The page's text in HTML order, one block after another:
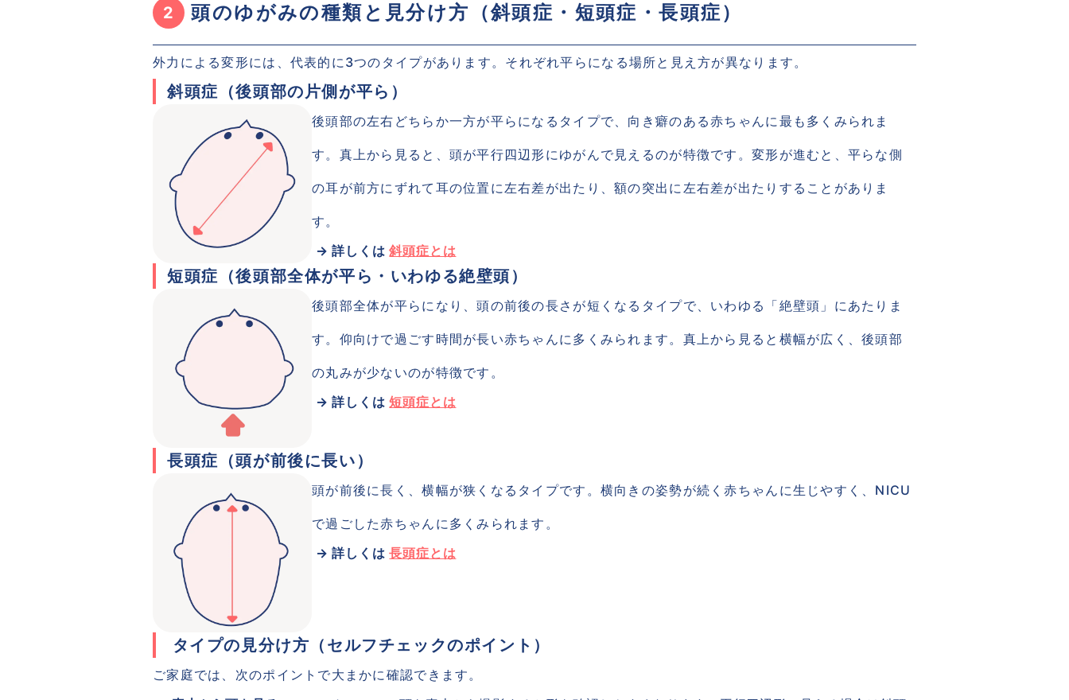
2 頭のゆがみの種類と見分け方（斜頭症・短頭症・長頭症）
外力による変形には、代表的に3つのタイプがあります。それぞれ平らになる場所と見え方が異なります。
斜頭症（後頭部の片側が平ら）
後頭部の左右どちらか一方が平らになるタイプで、向き癖のある赤ちゃんに最も多くみられま
す。真上から見ると、頭が平行四辺形にゆがんで見えるのが特徴です。変形が進むと、平らな側
の耳が前方にずれて耳の位置に左右差が出たり、額の突出に左右差が出たりすることがありま
す。
→ 詳しくは 斜頭症とは
短頭症（後頭部全体が平ら・いわゆる絶壁頭）
後頭部全体が平らになり、頭の前後の長さが短くなるタイプで、いわゆる「絶壁頭」にあたりま
す。仰向けで過ごす時間が長い赤ちゃんに多くみられます。真上から見ると横幅が広く、後頭部
の丸みが少ないのが特徴です。
→ 詳しくは 短頭症とは
長頭症（頭が前後に長い）
頭が前後に長く、横幅が狭くなるタイプです。横向きの姿勢が続く赤ちゃんに生じやすく、NICU
で過ごした赤ちゃんに多くみられます。
→ 詳しくは 長頭症とは
タイプの見分け方（セルフチェックのポイント）
ご家庭では、次のポイントで大まかに確認できます。